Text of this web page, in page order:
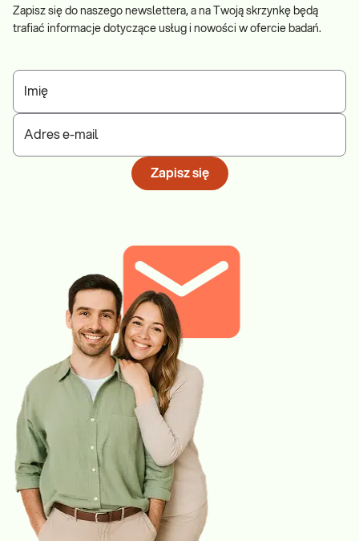
Zapisz się do naszego newslettera, a na Twoją skrzynkę będą
trafiać informacje dotyczące usług i nowości w ofercie badań.
Imię
Adres e-mail
Zapisz się